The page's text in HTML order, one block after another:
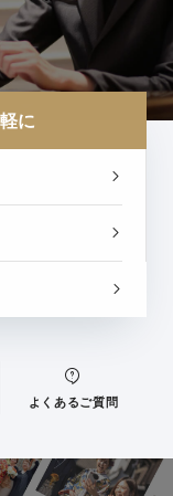
に
よくあるご質問